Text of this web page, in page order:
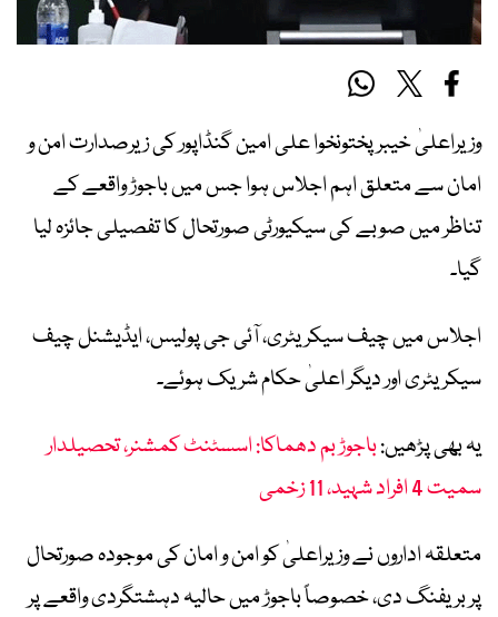
وزیراعلیٰ خیبرپختونخوا علی امین گنڈاپور کی زیرصدارت امن و
امان سے متعلق اہم اجلاس ہوا جس میں باجوڑ واقعے کے
تناظر میں صوبے کی سیکیورٹی صورتحال کا تفصیلی جائزہ لیا
گیا۔
اجلاس میں چیف سیکریٹری، آئی جی پولیس، ایڈیشنل چیف
سیکریٹری اور دیگر اعلیٰ حکام شریک ہوئے۔
یہ بھی پڑھیں:باجوڑ بم دھماکا: اسسٹنٹ کمشنر، تحصیلدار
سمیت 4 افراد شہید، 11 زخمی
متعلقہ اداروں نے وزیراعلیٰ کو امن و امان کی موجودہ صورتحال
پر بریفنگ دی، خصوصاً باجوڑ میں حالیہ دہشتگردی واقعے پر